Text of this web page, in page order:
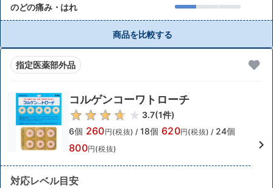
のどの痛み・はれ
商品を比較する
指定医薬部外品
コルゲンコーワトローチ
3.7(1件)
6個 260円(税抜) / 18個 620円(税抜) / 24個
800円(税抜)
対応レベル目安